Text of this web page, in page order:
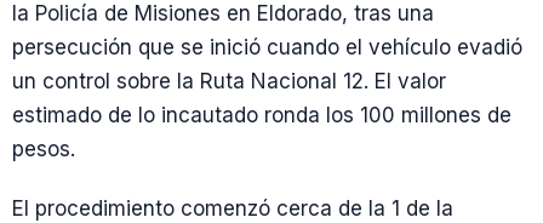
la Policía de Misiones en Eldorado, tras una
persecución que se inició cuando el vehículo evadió
un control sobre la Ruta Nacional 12. El valor
estimado de lo incautado ronda los 100 millones de
pesos.
El procedimiento comenzó cerca de la 1 de la